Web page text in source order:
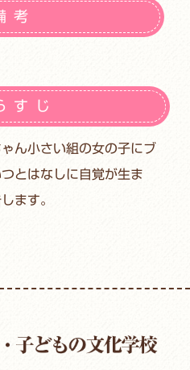
考
すじ
ん小さい組の女の子にブ
とはなしに自覚が生ま
ます。